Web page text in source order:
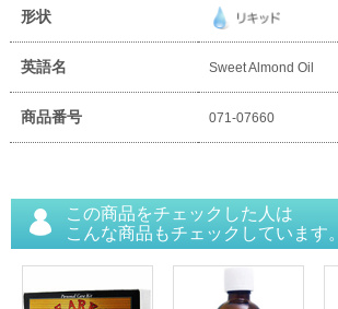
形状
英語名 Sweet Almond Oil
商品番号 071-07660
この商品をチェックした人は
こんな商品もチェックしています。